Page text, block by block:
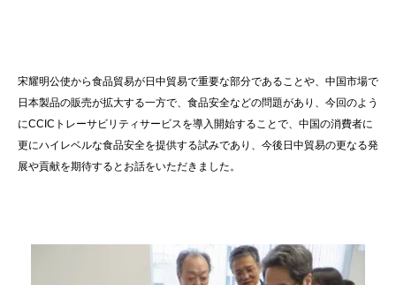
宋耀明公使から食品貿易が日中貿易で重要な部分であることや、中国市場で
日本製品の販売が拡大する一方で、食品安全などの問題があり、今回のよう
にCCICトレーサビリティサービスを導入開始することで、中国の消費者に
更にハイレベルな食品安全を提供する試みであり、今後日中貿易の更なる発
展や貢献を期待するとお話をいただきました。